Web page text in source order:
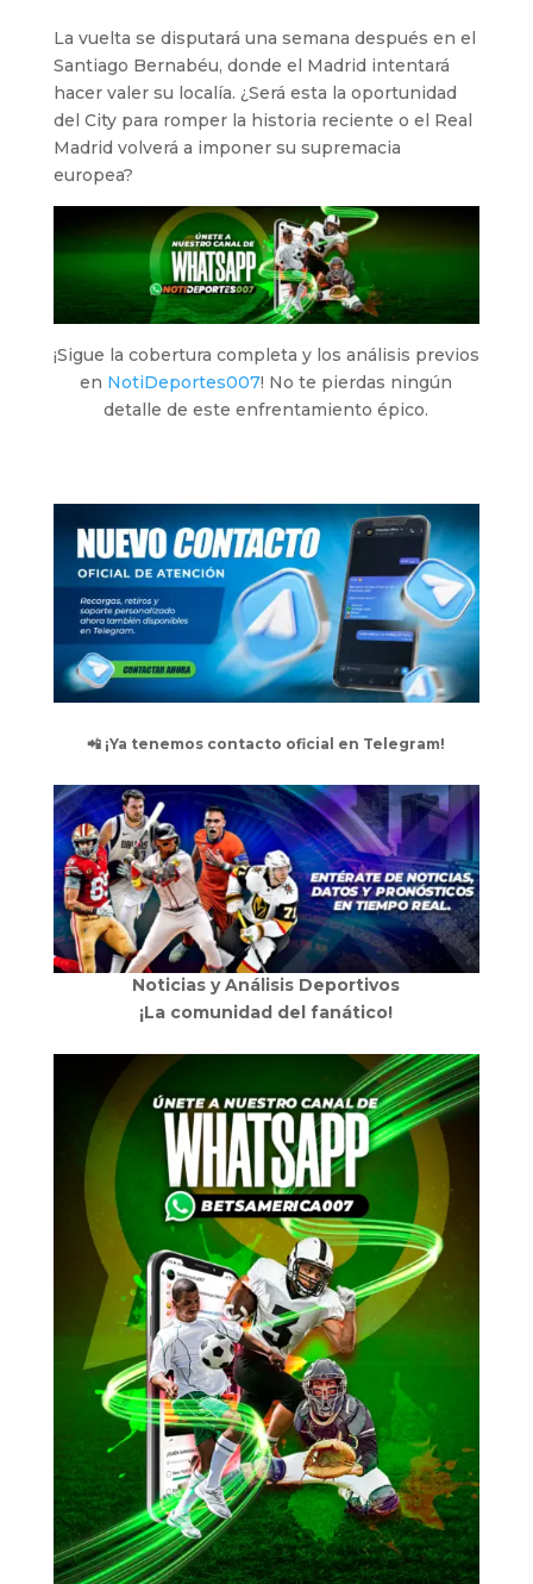
La vuelta se disputará una semana después en el
Santiago Bernabéu, donde el Madrid intentará
hacer valer su localía. ¿Será esta la oportunidad
del City para romper la historia reciente o el Real
Madrid volverá a imponer su supremacia
europea?
¡Sigue la cobertura completa y los análisis previos
en NotiDeportes007! No te pierdas ningún
detalle de este enfrentamiento épico.
📲 ¡Ya tenemos contacto oficial en Telegram!
Noticias y Análisis Deportivos
¡La comunidad del fanático!